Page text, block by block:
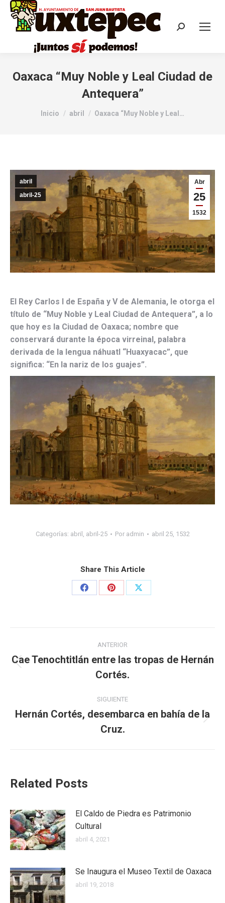
Oaxaca “Muy Noble y Leal Ciudad de
Antequera”
Estás aquí:
Inicio abril Oaxaca “Muy Noble y Leal…
Abr
25
1532
abril
abril-25
El Rey Carlos I de España y V de Alemania, le otorga el
título de “Muy Noble y Leal Ciudad de Antequera”, a lo
que hoy es la Ciudad de Oaxaca; nombre que
conservará durante la época virreinal, palabra
derivada de la lengua náhuatl “Huaxyacac”, que
significa: “En la nariz de los guajes”.
Categorías: abril , abril-25 Por admin abril 25, 1532
Share This Article
ANTERIOR
Cae Tenochtitlán entre las tropas de Hernán
Cortés.
SIGUIENTE
Hernán Cortés, desembarca en bahía de la
Cruz.
Related Posts
El Caldo de Piedra es Patrimonio
Cultural
abril 4, 2021
Se Inaugura el Museo Textil de Oaxaca
abril 19, 2018